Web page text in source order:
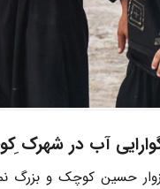
آب در
حسین کوچک و بزرگ